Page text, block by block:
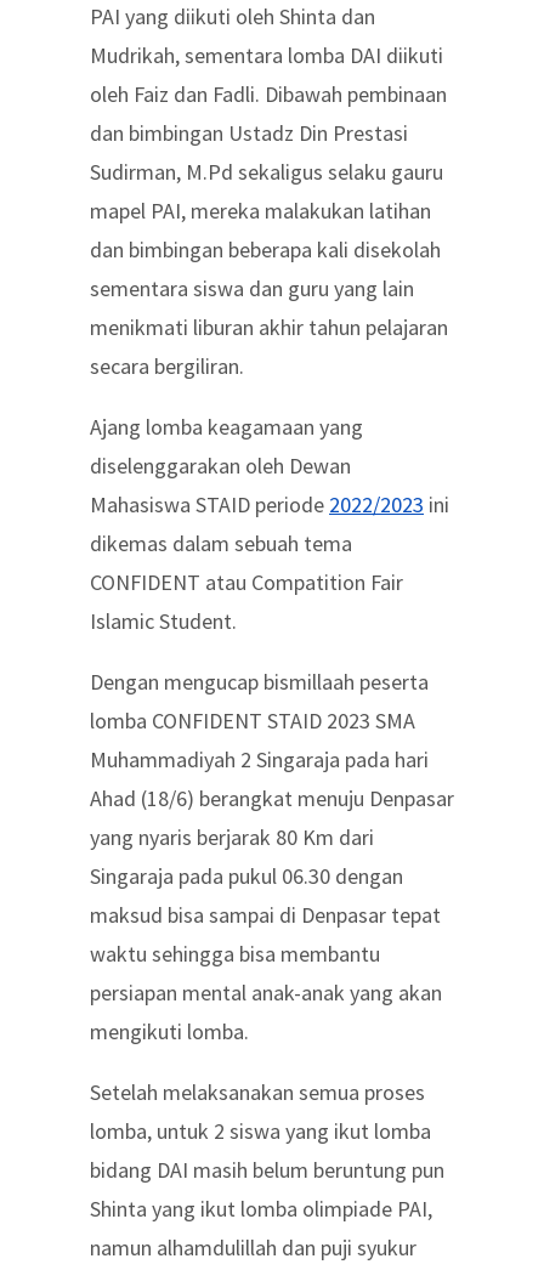
PAI yang diikuti oleh Shinta dan
Mudrikah, sementara lomba DAI diikuti
oleh Faiz dan Fadli. Dibawah pembinaan
dan bimbingan Ustadz Din Prestasi
Sudirman, M.Pd sekaligus selaku gauru
mapel PAI, mereka malakukan latihan
dan bimbingan beberapa kali disekolah
sementara siswa dan guru yang lain
menikmati liburan akhir tahun pelajaran
secara bergiliran.
Ajang lomba keagamaan yang
diselenggarakan oleh Dewan
Mahasiswa STAID periode 2022/2023 ini
dikemas dalam sebuah tema
CONFIDENT atau Compatition Fair
Islamic Student.
Dengan mengucap bismillaah peserta
lomba CONFIDENT STAID 2023 SMA
Muhammadiyah 2 Singaraja pada hari
Ahad (18/6) berangkat menuju Denpasar
yang nyaris berjarak 80 Km dari
Singaraja pada pukul 06.30 dengan
maksud bisa sampai di Denpasar tepat
waktu sehingga bisa membantu
persiapan mental anak-anak yang akan
mengikuti lomba.
Setelah melaksanakan semua proses
lomba, untuk 2 siswa yang ikut lomba
bidang DAI masih belum beruntung pun
Shinta yang ikut lomba olimpiade PAI,
namun alhamdulillah dan puji syukur